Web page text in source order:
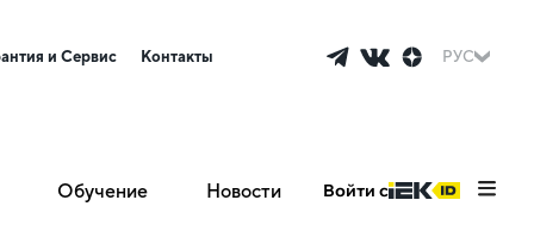
и Сервис Контакты РУС
Обучение Новости Войти с